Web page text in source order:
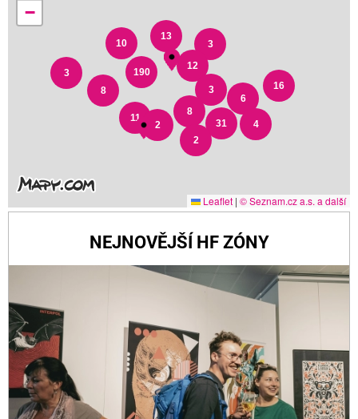
3
2
16
2
6
4
8
31
3
3
13
12
10
8
11
190
−
Leaflet | © Seznam.cz a.s. a další
NEJNOVĚJŠÍ HF ZÓNY